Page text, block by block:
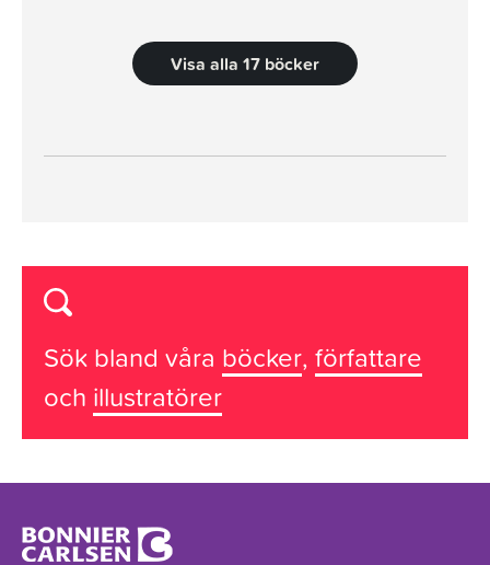
Visa alla 17 böcker
Sök bland våra böcker, författare
och illustratörer